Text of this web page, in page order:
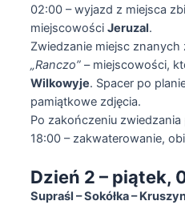
02:00 – wyjazd z miejsca
miejscowości Jeruzal.
Zwiedzanie miejsc znanych
„Ranczo”– miejscowości,
Wilkowyje. Spacer po
pamiątkowe zdjęcia.
Po zakończeniu
18:00 – zakwaterowanie,
Dzień 2 – piątek,
Supraśl – Sokółka –